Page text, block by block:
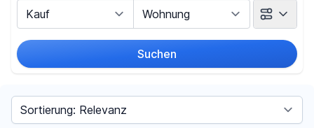
Suchen
Sortieren nach